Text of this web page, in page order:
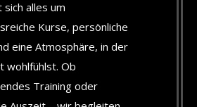
alles um
Kurse, persönliche
eine Atmosphäre, in der
wohlfühlst. Ob
Training oder